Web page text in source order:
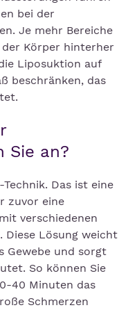
bei der
Je mehr Bereiche
Körper hinterher
Liposuktion auf
beschränken, das
Sie an?
Das ist eine
zuvor eine
verschiedenen
Diese Lösung weicht
Gewebe und sorgt
So können Sie
40 Minuten das
Schmerzen